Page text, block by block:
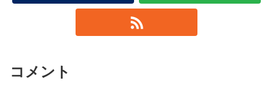
コメント